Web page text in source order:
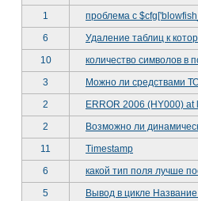
1
проблема с
6
Удаление таблиц к
10
количество символов в
3
Можно ли средствами
2
ERROR 2006 (HY000)
2
Возможно ли
11
Timestamp
6
какой тип поля лучше
5
Вывод в цикле